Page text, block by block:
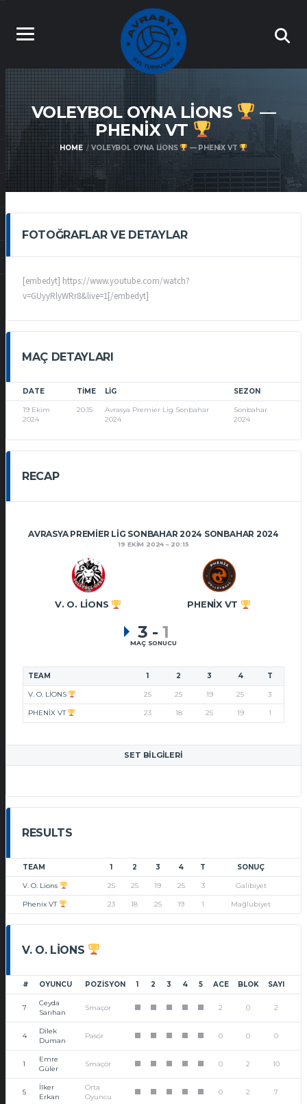
VOLEYBOL OYNA LIONS
—
PHENIX VT
HOME VOLEYBOL OYNA LIONS — PHENIX VT
FOTOĞRAFLAR VE DETAYLAR
[embedyt] https://www.youtube.com/watch?
v=GUyyRlyWRr8&live=1[/embedyt]
MAÇ DETAYLARI
DATE TIME LIG SEZON
19 Ekim
2024
20:15
Avrasya Premier Lig Sonbahar
2024
Sonbahar
2024
RECAP
AVRASYA PREMIER LIG SONBAHAR 2024 SONBAHAR 2024
19 EKIM 2024 20:15
V. O. LIONS PHENIX VT
3 - 1
MAÇ SONUCU
TEAM 1 2 3 4 T
V. O. LIONS 25 25 19 25 3
PHENIX VT 23 18 25 19 1
SET BILGILERI
RESULTS
TEAM 1 2 3 4 T SONUÇ
V. O. Lions 25 25 19 25 3 Galibiyet
Phenix VT 23 18 25 19 1 Mağlubiyet
V. O. LIONS
# OYUNCU POZISYON 1 2 3 4 5 ACE BLOK SAYI
7
Ceyda
Sarıhan
Smaçör 2 0 2
4
Dilek
Duman
Pasör 0 0 0
1
Emre
Güler
Smaçör 0 2 10
5
İlker
Erkan
Orta
Oyuncu
0 2 7